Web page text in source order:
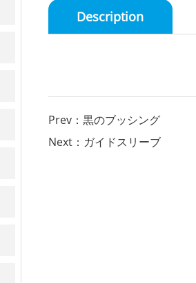
Description
Prev：黒のブッシング
Next：ガイドスリーブ